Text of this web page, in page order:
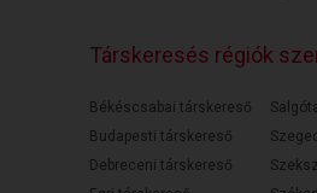
Társkeresés régiók
Békéscsabai társkereső
Budapesti társkereső
Debreceni társkereső